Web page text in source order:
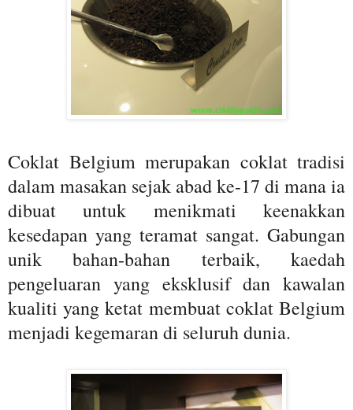
Coklat Belgium merupakan coklat tradisi
dalam masakan sejak abad ke-17 di mana ia
dibuat untuk menikmati keenakkan
kesedapan yang teramat sangat. Gabungan
unik bahan-bahan terbaik, kaedah
pengeluaran yang eksklusif dan kawalan
kualiti yang ketat membuat coklat Belgium
menjadi kegemaran di seluruh dunia.